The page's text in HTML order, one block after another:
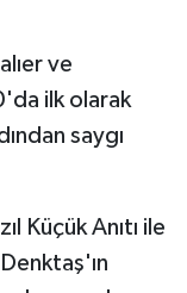
ve
ilk olarak
saygı
Küçük Anıtı ile